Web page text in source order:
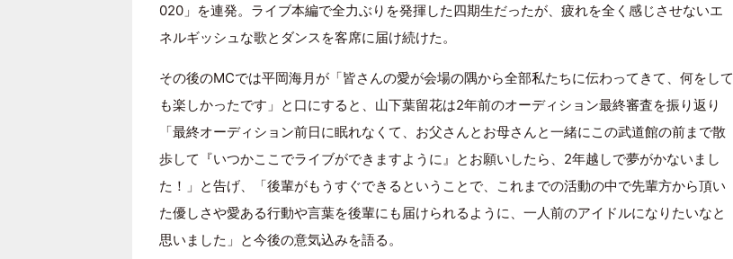
020」を連発。ライブ本編で全力ぶりを発揮した四期生だったが、疲れを全く感じさせないエ
ネルギッシュな歌とダンスを客席に届け続けた。
その後のMCでは平岡海月が「皆さんの愛が会場の隅から全部私たちに伝わってきて、何をして
も楽しかったです」と口にすると、山下葉留花は2年前のオーディション最終審査を振り返り
「最終オーディション前日に眠れなくて、お父さんとお母さんと一緒にこの武道館の前まで散
歩して『いつかここでライブができますように』とお願いしたら、2年越しで夢がかないまし
た！」と告げ、「後輩がもうすぐできるということで、これまでの活動の中で先輩方から頂い
た優しさや愛ある行動や言葉を後輩にも届けられるように、一人前のアイドルになりたいなと
思いました」と今後の意気込みを語る。